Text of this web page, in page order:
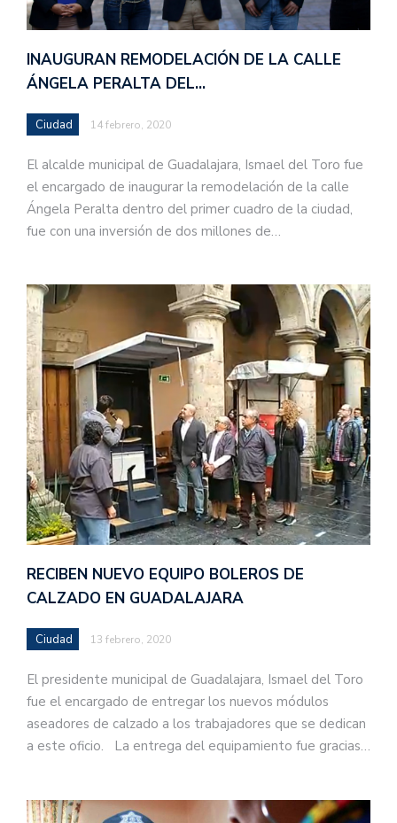
INAUGURAN REMODELACIÓN DE LA CALLE
ÁNGELA PERALTA DEL…
Ciudad 14 febrero, 2020
El alcalde municipal de Guadalajara, Ismael del Toro fue
el encargado de inaugurar la remodelación de la calle
Ángela Peralta dentro del primer cuadro de la ciudad,
fue con una inversión de dos millones de…
RECIBEN NUEVO EQUIPO BOLEROS DE
CALZADO EN GUADALAJARA
Ciudad 13 febrero, 2020
El presidente municipal de Guadalajara, Ismael del Toro
fue el encargado de entregar los nuevos módulos
aseadores de calzado a los trabajadores que se dedican
a este oficio. La entrega del equipamiento fue gracias…